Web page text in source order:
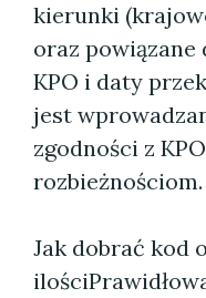
kierunki
oraz
KPO i daty
jest
zgodności z
rozbieżnościom.
Jak dobrać kod